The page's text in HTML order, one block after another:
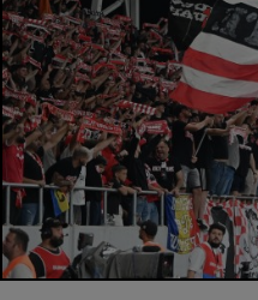
Stranieri
Clasamente
Tenis
Handbal